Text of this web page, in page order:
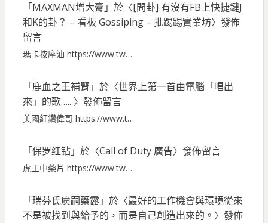
「MAXMAN增大膏 」於〈[問卦] 有沒有FB上快捷鍵J
和K的卦？ – 看板 Gossiping – 批踢踢實業坊〉發佈
留言
瑪卡按摩油 https://www.tw…
「鹿血之王補腎 」於〈世界上第一首由電腦「唱出
來」的歌….. 〉發佈留言
美國紅鑽偉哥 https://www.t…
「保罗红钻」於〈Call of Duty 廣告〉發佈留言
虎王中藥片 https://www.tw…
「瑞芬氏廣嗣藥露」於〈最好的工作機會與環境從來
不是被找到與給予的，而是自己創造出來的。 〉發佈